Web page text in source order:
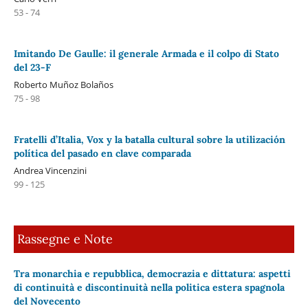
53 - 74
Imitando De Gaulle: il generale Armada e il colpo di Stato
del 23-F
Roberto Muñoz Bolaños
75 - 98
Fratelli d’Italia, Vox y la batalla cultural sobre la utilización
política del pasado en clave comparada
Andrea Vincenzini
99 - 125
Rassegne e Note
Tra monarchia e repubblica, democrazia e dittatura: aspetti
di continuità e discontinuità nella politica estera spagnola
del Novecento